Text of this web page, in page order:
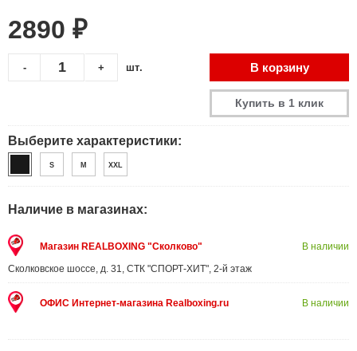
2890 ₽
+
- шт. В корзину
Купить в 1 клик
Выберите характеристики:
S M XXL
Наличие в магазинах:
Магазин REALBOXING "Сколково"
Сколковское шоссе, д. 31, СТК "СПОРТ-ХИТ", 2-й этаж
В наличии
ОФИС Интернет-магазина Realboxing.ru В наличии